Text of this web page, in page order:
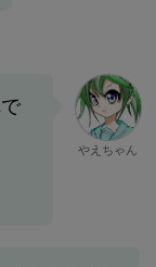
やえちゃん